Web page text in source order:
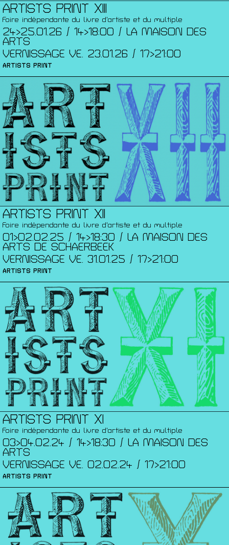
ARTISTS PRINT XIII
Foire indépendante du livre d'artiste et du multiple
24>25.01.26 / 14>18:00 / LA MAISON DES
ARTS
VERNISSAGE VE. 23.01.26 / 17>21:00
ARTISTS PRINT
ARTISTS PRINT XII
Foire indépendante du livre d'artiste et du multiple
01>02.02.25 / 14>18:30 / LA MAISON DES
ARTS DE SCHAERBEEK
VERNISSAGE VE. 31.01.25 / 17>21:00
ARTISTS PRINT
ARTISTS PRINT XI
Foire indépendante du livre d'artiste et du multiple
03>04.02.24 / 14>18:30 / LA MAISON DES
ARTS
VERNISSAGE VE. 02.02.24 / 17>21:00
ARTISTS PRINT